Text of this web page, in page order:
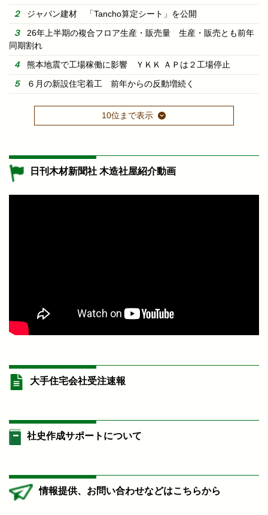
ジャパン建材 「Tancho算定シート」を公開
26年上半期の複合フロア生産・販売量 生産・販売とも前年
同期割れ
熊本地震で工場稼働に影響 ＹＫＫ ＡＰは２工場停止
６月の新設住宅着工 前年からの反動増続く
10位まで表示
日刊木材新聞社 木造社屋紹介動画
大手住宅会社受注速報
社史作成サポートについて
情報提供、お問い合わせなどはこちらから